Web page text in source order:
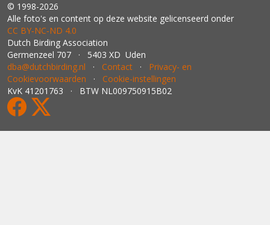
© 1998-2026
Alle foto's en content op deze website gelicenseerd onder
CC BY‑NC‑ND 4.0
Dutch Birding Association
Germenzeel 707 · 5403 XD Uden
dba@dutchbirding.nl · Contact · Privacy- en
Cookievoorwaarden · Cookie-instellingen
KvK 41201763 · BTW NL009750915B02